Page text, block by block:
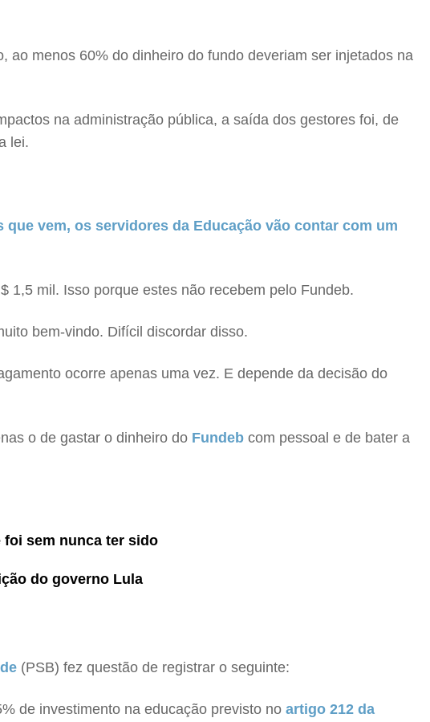
menos 60% do dinheiro do fundo deveriam ser injetados na
na administração pública, a saída dos gestores foi, de
lei.
que vem, os servidores da Educação vão contar com um
1,5 mil. Isso porque estes não recebem pelo Fundeb.
bem-vindo. Difícil discordar disso.
ocorre apenas uma vez. E depende da decisão do
o de gastar o dinheiro do Fundeb com pessoal e de bater a
foi sem nunca ter sido
do governo Lula
(PSB) fez questão de registrar o seguinte:
de investimento na educação previsto no artigo 212 da